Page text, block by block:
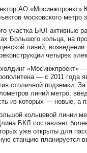
АО «Мосинжпроект»
московского
участка БКЛ активные
Большого кольца, на
линий,
четырех
«Мосинжпроект»
— с 2011 года
столичной подземки.
линий метро,
из которых — новые, а
кольцевой линии
БКЛ составляет
уже открыты для
станцию планируется